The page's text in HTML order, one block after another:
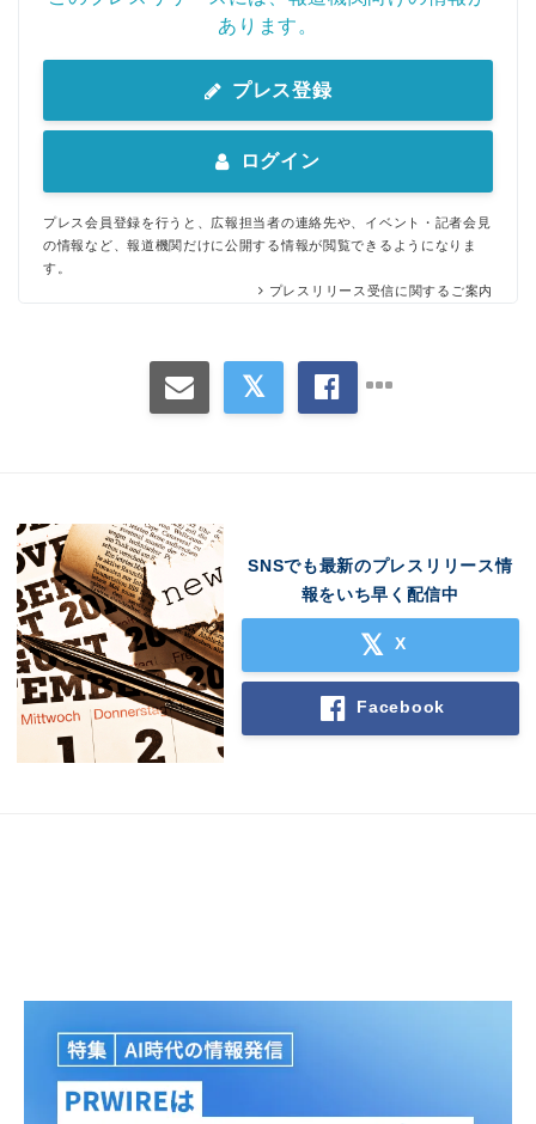
あります。
プレス登録
ログイン
プレス会員登録を行うと、広報担当者の連絡先や、イベント・記者会見
の情報など、報道機関だけに公開する情報が閲覧できるようになりま
す。
プレスリリース受信に関するご案内
SNSでも最新のプレスリリース情
報をいち早く配信中
X
Facebook